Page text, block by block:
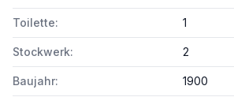
Toilette: 1
Stockwerk: 2
Baujahr: 1900